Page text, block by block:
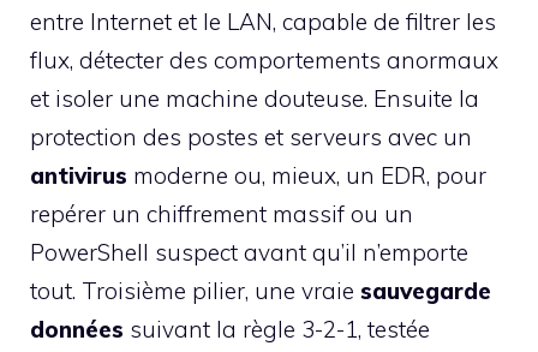
entre Internet et le LAN, capable de filtrer les
flux, détecter des comportements anormaux
et isoler une machine douteuse. Ensuite la
protection des postes et serveurs avec un
antivirus moderne ou, mieux, un EDR, pour
repérer un chiffrement massif ou un
PowerShell suspect avant qu’il n’emporte
tout. Troisième pilier, une vraie sauvegarde
données suivant la règle 3-2-1, testée